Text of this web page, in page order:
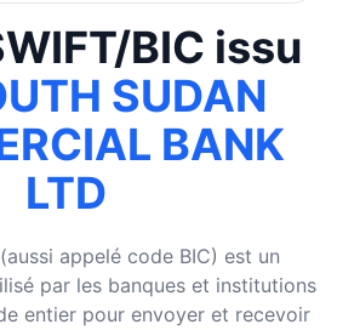
BIC issu
SUDAN
BANK
LTD
appelé code BIC) est un
par les banques et institutions
entier pour envoyer et recevoir